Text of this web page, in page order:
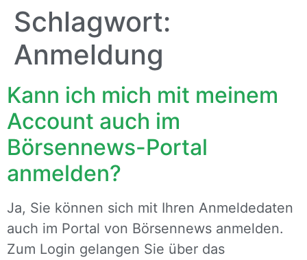
Schlagwort:
Anmeldung
Kann ich mich mit meinem
Account auch im
Börsennews-Portal
anmelden?
Ja, Sie können sich mit Ihren Anmeldedaten
auch im Portal von Börsennews anmelden.
Zum Login gelangen Sie über das